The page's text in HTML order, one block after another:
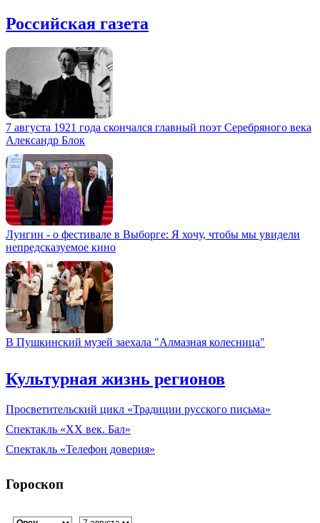
Российская газета
7 августа 1921 года скончался главный поэт Серебряного века
Александр Блок
Лунгин - о фестивале в Выборге: Я хочу, чтобы мы увидели
непредсказуемое кино
В Пушкинский музей заехала "Алмазная колесница"
Культурная жизнь регионов
Просветительский цикл «Традиции русского письма»
Спектакль «XX век. Бал»
Спектакль «Телефон доверия»
Гороскоп